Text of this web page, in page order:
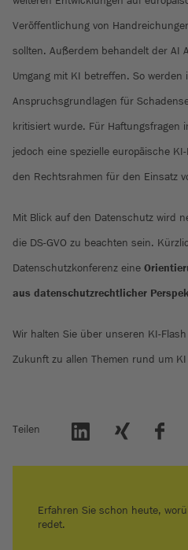
Veröffentlichung von
sollten. Außerdem behandelt der AI
Umgang mit KI betreffen. So werden
Anspruchsgrundlagen für
kritisiert wurde. Für Haftungsfragen
jedoch eine spezielle europäische
den Rechtsrahmen für den Einsatz
Mit Blick auf den Datenschutz wird
die DS-GVO zu beachten sein.
Datenschutzkonferenz eine
aus datenschutzrechtlicher
Wir halten Sie über unseren KI-
Zukunft zu allen Themen rund um
Teilen
Erfahren Sie schon heute,
redet.